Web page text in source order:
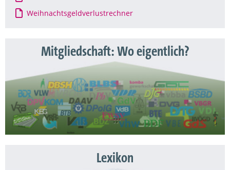
Weihnachtsgeldverlustrechner
Mitgliedschaft: Wo eigentlich?
Lexikon